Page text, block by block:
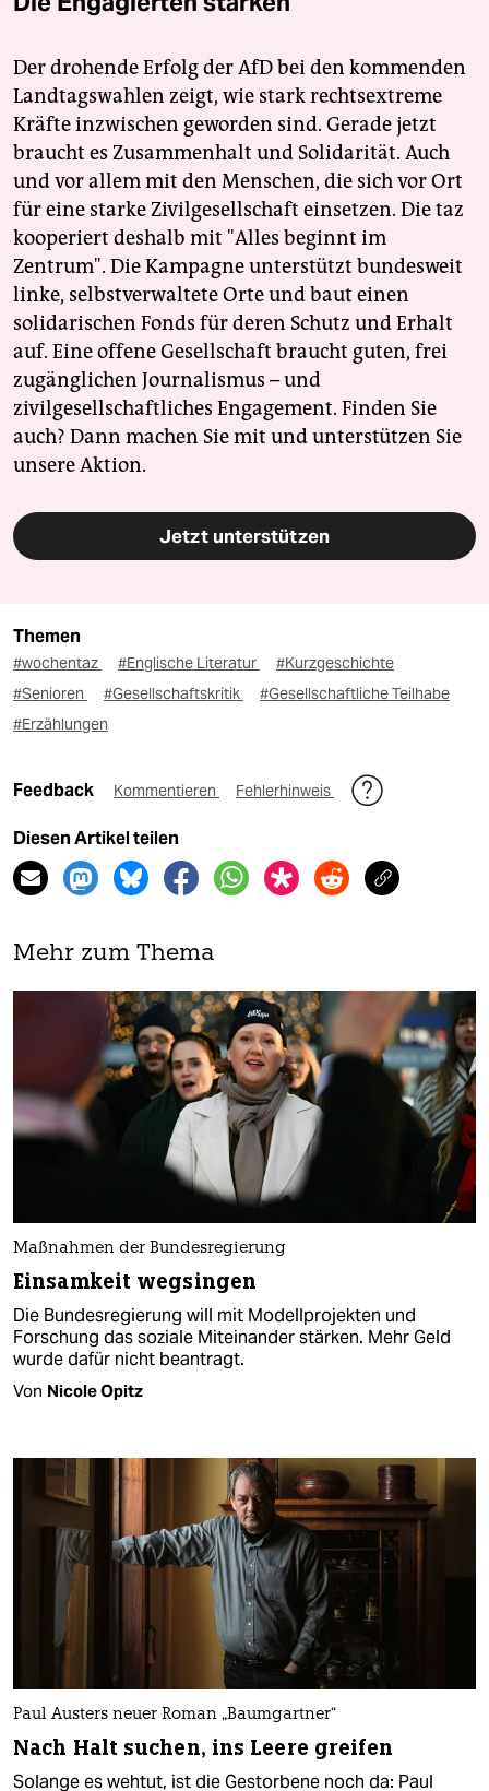
Der drohende Erfolg der AfD bei den kommenden
Landtagswahlen zeigt, wie stark rechtsextreme
Kräfte inzwischen geworden sind. Gerade jetzt
braucht es Zusammenhalt und Solidarität. Auch
und vor allem mit den Menschen, die sich vor Ort
für eine starke Zivilgesellschaft einsetzen. Die taz
kooperiert deshalb mit "Alles beginnt im
Zentrum". Die Kampagne unterstützt bundesweit
linke, selbstverwaltete Orte und baut einen
solidarischen Fonds für deren Schutz und Erhalt
auf. Eine offene Gesellschaft braucht guten, frei
zugänglichen Journalismus – und
zivilgesellschaftliches Engagement. Finden Sie
auch? Dann machen Sie mit und unterstützen Sie
unsere Aktion.
Jetzt unterstützen
Themen
#wochentaz #Englische Literatur
#Kurzgeschichte
#Senioren
#Gesellschaftskritik
#Gesellschaftliche Teilhabe
#Erzählungen
Feedback Kommentieren Fehlerhinweis
Diesen Artikel teilen
Mehr zum Thema
Maßnahmen der Bundesregierung
Einsamkeit wegsingen
Die Bundesregierung will mit Modellprojekten und
Forschung das soziale Miteinander stärken. Mehr Geld
wurde dafür nicht beantragt.
Von Nicole Opitz
Paul Austers neuer Roman „Baumgartner“
Nach Halt suchen, ins Leere greifen
Solange es wehtut, ist die Gestorbene noch da: Paul